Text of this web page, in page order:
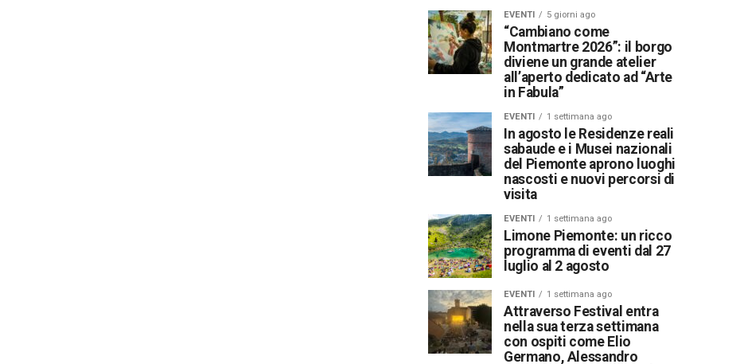
EVENTI 5 giorni ago
“Cambiano come
Montmartre 2026”: il borgo
diviene un grande atelier
all’aperto dedicato ad “Arte
in Fabula”
EVENTI 1 settimana ago
In agosto le Residenze reali
sabaude e i Musei nazionali
del Piemonte aprono luoghi
nascosti e nuovi percorsi di
visita
EVENTI 1 settimana ago
Limone Piemonte: un ricco
programma di eventi dal 27
luglio al 2 agosto
EVENTI 1 settimana ago
Attraverso Festival entra
nella sua terza settimana
con ospiti come Elio
Germano, Alessandro